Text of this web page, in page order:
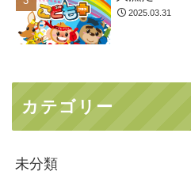
2025.03.31
カテゴリー
未分類